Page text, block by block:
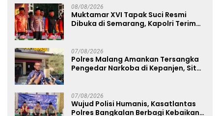
08/08/2026
Muktamar XVI Tapak Suci Resmi
Dibuka di Semarang, Kapolri Terima
07/08/2026
Polres Malang Amankan Tersangka
Pengedar Narkoba di Kepanjen, Sita
07/08/2026
Wujud Polisi Humanis, Kasatlantas
Polres Bangkalan Berbagi Kebaikan